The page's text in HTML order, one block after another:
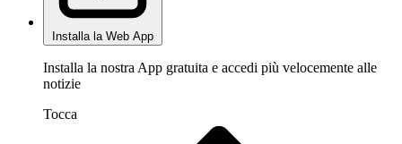
Installa la Web App
Installa la nostra App gratuita e accedi più velocemente alle
notizie
Tocca